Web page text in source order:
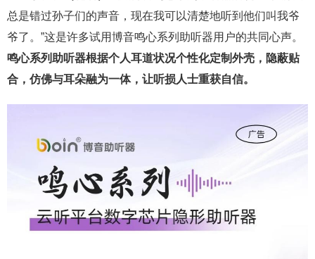
总是错过孙子们的声音，现在我可以清楚地听到他们叫我爷
爷了。”这是许多试用博音鸣心系列助听器用户的共同心声。
鸣心系列助听器根据个人耳道状况个性化定制外壳，隐蔽贴
合，仿佛与耳朵融为一体，让听损人士重获自信。